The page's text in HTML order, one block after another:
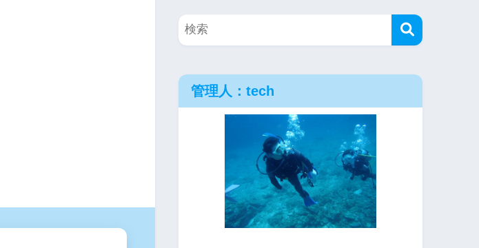
管理人：tech